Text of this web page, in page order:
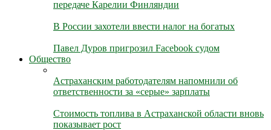
передаче Карелии Финляндии
В России захотели ввести налог на богатых
Павел Дуров пригрозил Facebook судом
Общество
Астраханским работодателям напомнили об
ответственности за «серые» зарплаты
Стоимость топлива в Астраханской области вновь
показывает рост